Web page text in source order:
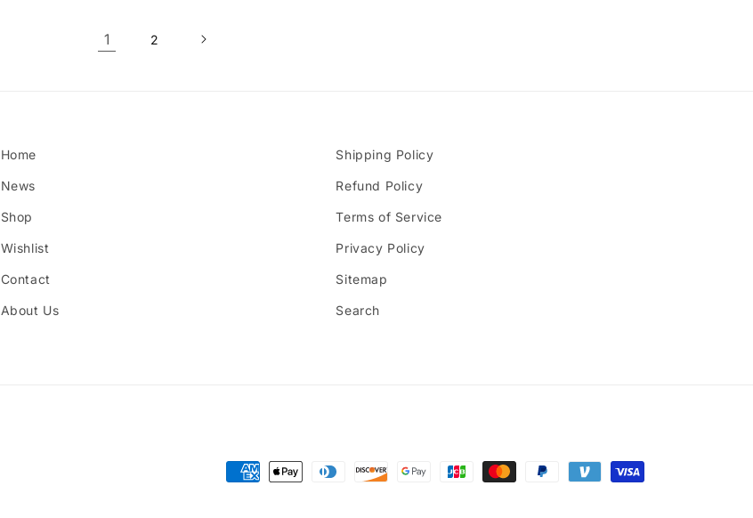
1 2
Home
News
Shop
Wishlist
Contact
About Us
Shipping Policy
Refund Policy
Terms of Service
Privacy Policy
Sitemap
Search
Zahlungsmethoden